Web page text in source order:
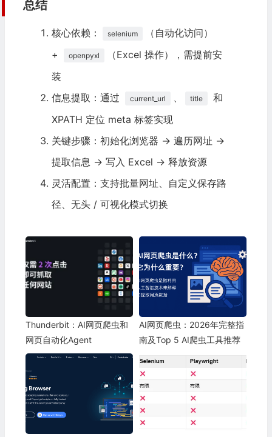
finally:
        driver
.quit
()
        wb
if __name__ == "__main__":
# 自定义目标网站列表（可修改为你需要的网址）
"https://www.baidu.com",
"https://www.zhihu.com" ,
]
# 调用函数，指定 Excel 保存路径（默认当前目录）
        excel_save_path
"我的网站信息汇总.xlsx"
)
总结
核心依赖： selenium
（自动化访问）
+
openpyxl
（Excel 操作），需提前安
装
信息提取：通过
current_url 、 title
和
XPATH 定位 meta 标签实现
关键步骤：初始化浏览器 → 遍历网址 →
提取信息 → 写入 Excel → 释放资源
灵活配置：支持批量网址、自定义保存路
径、无头 / 可视化模式切换
Thunderbit：AI网页爬虫和
网页自动化Agent
AI网页爬虫：2026年完整指
南及Top 5 AI爬虫工具推荐